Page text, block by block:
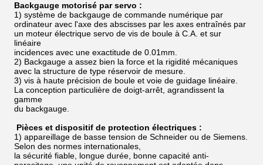
Backgauge motorisé par servo :
1) système de backgauge de commande numérique par
ordinateur avec l'axe des abscisses par les axes entraînés par
un moteur électrique servo de vis de boule à C.A. et sur
linéaire
incidences avec une exactitude de 0.01mm.
2) Backgauge a assez bien la force et la rigidité mécaniques
avec la structure de type réservoir de mesure.
3) vis à haute précision de boule et voie de guidage linéaire.
La conception particulière de doigt-arrêt, agrandissent la
gamme
du backgauge.
Pièces et dispositif de protection électriques :
1) appareillage de basse tension de Schneider ou de Siemens.
Selon des normes internationales,
la sécurité fiable, longue durée, bonne capacité anti-